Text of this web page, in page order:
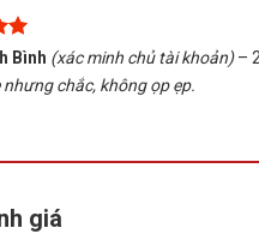
Bình (xác minh chủ tài khoản) –
nhưng chắc, không ọp ẹp.
giá